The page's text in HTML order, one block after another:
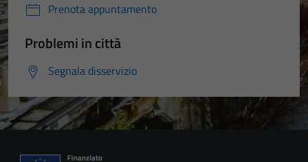
Prenota appuntamento
Problemi in città
Segnala disservizio